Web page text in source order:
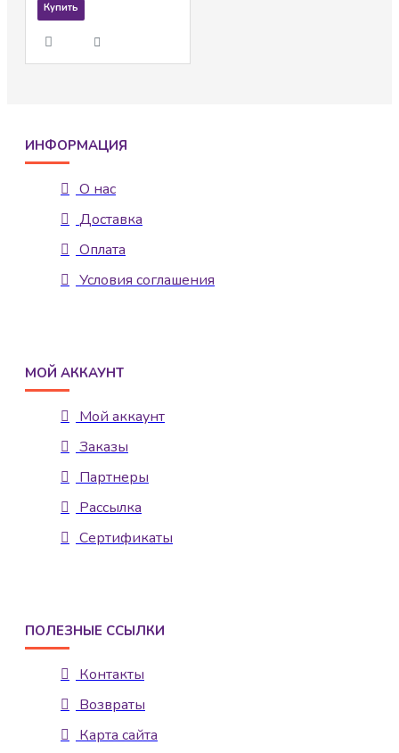
Купить
ИНФОРМАЦИЯ
О нас
Доставка
Оплата
Условия соглашения
МОЙ АККАУНТ
Мой аккаунт
Заказы
Партнеры
Рассылка
Сертификаты
ПОЛЕЗНЫЕ ССЫЛКИ
Контакты
Возвраты
Карта сайта